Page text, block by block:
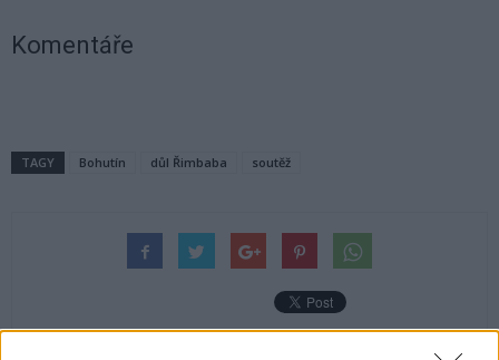
Komentáře
TAGY Bohutín důl Řimbaba soutěž